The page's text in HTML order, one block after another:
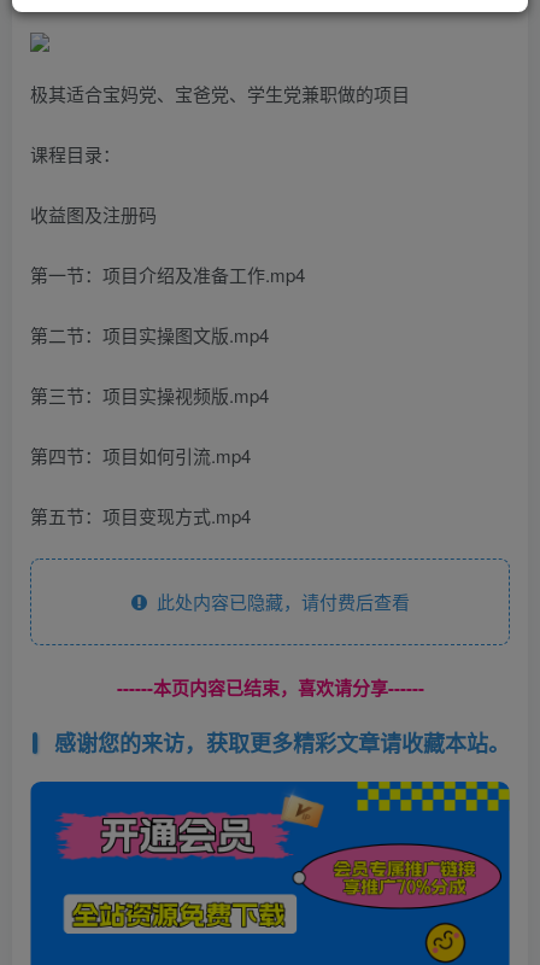
极其适合宝妈党、宝爸党、学生党兼职做的项目
课程目录：
收益图及注册码
第一节：项目介绍及准备工作.mp4
第二节：项目实操图文版.mp4
第三节：项目实操视频版.mp4
第四节：项目如何引流.mp4
第五节：项目变现方式.mp4
此处内容已隐藏，请付费后查看
------本页内容已结束，喜欢请分享------
感谢您的来访，获取更多精彩文章请收藏本站。